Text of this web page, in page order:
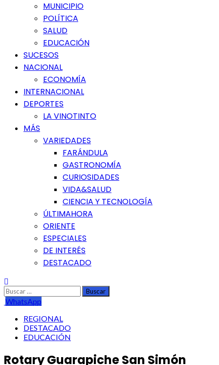
MUNICIPIO
POLÍTICA
SALUD
EDUCACIÓN
SUCESOS
NACIONAL
ECONOMÍA
INTERNACIONAL
DEPORTES
LA VINOTINTO
MÁS
VARIEDADES
FARÁNDULA
GASTRONOMÍA
CURIOSIDADES
VIDA&SALUD
CIENCIA Y TECNOLOGÍA
ÚLTIMAHORA
ORIENTE
ESPECIALES
DE INTERÉS
DESTACADO
Buscar:
WhatsApp
REGIONAL
DESTACADO
EDUCACIÓN
Rotary Guarapiche San Simón